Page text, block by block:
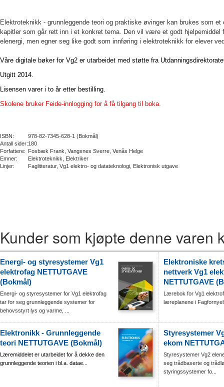
Elektroteknikk - grunnleggende teori og praktiske øvinger kan brukes som
kapitler som går rett inn i et konkret tema. Den vil være et godt hjelpemiddel
elenergi, men egner seg like godt som innføring i elektroteknikk for elever
Våre digitale bøker for Vg2 er utarbeidet med støtte fra
Utgitt 2014.
Lisensen varer i to år etter bestilling.
Skolene bruker Feide-innlogging for å få tilgang til boka.
ISBN:
978-82-7345-628-1 (Bokmål)
Antall sider:180
Forfattere: Fosbæk Frank, Vangsnes Sverre, Venås Helge
Emner:
Elektroteknikk, Elektriker
Linjer:
Faglitteratur, Vg1 elektro- og datateknologi, Elektronisk utgave
Kunder som kjøpte denne varen
Energi- og styresystemer Vg1
elektrofag NETTUTGAVE
(Bokmål)
Energi- og styresystemer for Vg1 elektrofag
tar for seg grunnleggende systemer for
behovsstyrt lys og varme, ...
Elektroniske
nettverk Vg1
NETTUTGAVE
Lærebok for Vg1
læreplanene i
Elektronikk - Grunnleggende
teori NETTUTGAVE (Bokmål)
Læremiddelet er utarbeidet for å dekke den
grunnleggende teorien i bl.a. datae...
Styresystemer
ekom
Styresystemer Vg2
seg trådbaserte og
styringssystemer fo...